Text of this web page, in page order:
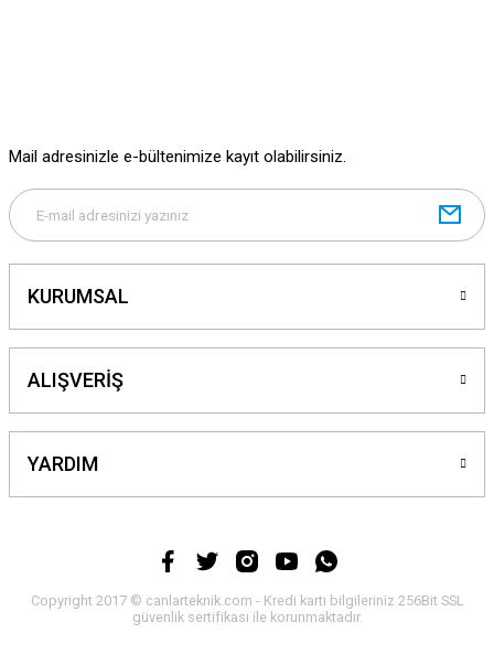
Gönder
Mail adresinizle e-bültenimize kayıt olabilirsiniz.
KURUMSAL
ALIŞVERİŞ
YARDIM
Copyright 2017 © canlarteknik.com - Kredi kartı bilgileriniz 256Bit SSL
güvenlik sertifikası ile korunmaktadır.